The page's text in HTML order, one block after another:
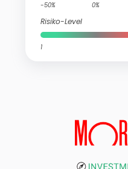
-50% 0%
Risiko-Level
1